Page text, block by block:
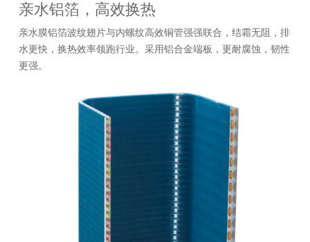
亲水铝箔，高效换热
亲水膜铝箔波纹翅片与内螺纹高效铜管强强联合，结霜无阻，排
水更快，换热效率领跑行业。采用铝合金端板，更耐腐蚀，韧性
更强。